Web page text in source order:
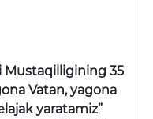
Mustaqilligining 35
Vatan, yagona
yaratamiz”